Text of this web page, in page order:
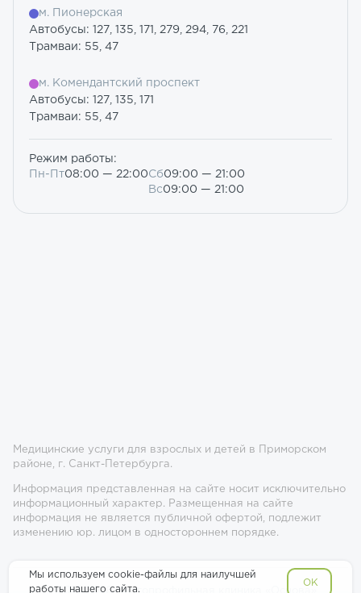
м. Пионерская
Автобусы: 127, 135, 171, 279, 294, 76, 221
Трамваи: 55, 47
м. Комендантский проспект
Автобусы: 127, 135, 171
Трамваи: 55, 47
Режим работы:
Пн-Пт08:00 — 22:00Сб09:00 — 21:00
Вс09:00 — 21:00
Медицинские услуги для взрослых и детей в Приморском
районе, г. Санкт-Петербурга.
Информация представленная на сайте носит исключительно
информационный характер. Размещенная на сайте
информация не является публичной офертой, подлежит
изменению юр. лицом в одностороннем порядке.
Мы используем cookie-файлы для наилучшей
работы нашего сайта.
OK